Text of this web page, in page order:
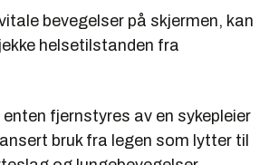
bevegelser på skjermen, kan
helsetilstanden fra
fjernstyres av en sykepleier
bruk fra legen som lytter til